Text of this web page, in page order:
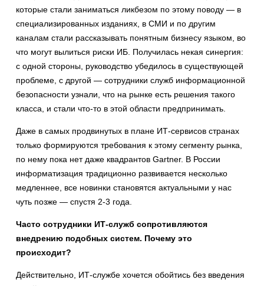
которые стали заниматься ликбезом по этому поводу — в
специализированных изданиях, в СМИ и по другим
каналам стали рассказывать понятным бизнесу языком, во
что могут вылиться риски ИБ. Получилась некая синергия:
с одной стороны, руководство убедилось в существующей
проблеме, с другой — сотрудники служб информационной
безопасности узнали, что на рынке есть решения такого
класса, и стали что-то в этой области предпринимать.
Даже в самых продвинутых в плане ИТ-сервисов странах
только формируются требования к этому сегменту рынка,
по нему пока нет даже квадрантов Gartner. В России
информатизация традиционно развивается несколько
медленнее, все новинки становятся актуальными у нас
чуть позже — спустя 2-3 года.
Часто сотрудники ИТ-служб сопротивляются
внедрению подобных систем. Почему это
происходит?
Действительно, ИТ-службе хочется обойтись без введения